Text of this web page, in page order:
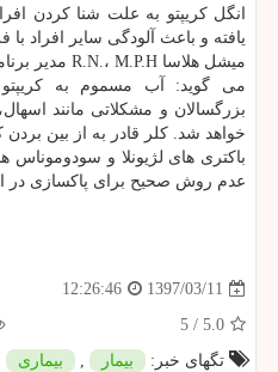
انگل كریپتو به علت شنا كردن
یافته و باعث آلودگی سایر افراد
می گوید: آب مسموم به
بزرگسالان و مشكلاتی مانند
خواهد شد. كلر قادر به از بین بردن
باكتری های لژیونلا و
عدم روش صحیح برای پاكسازی در
1397/03/11
12:26:46
5.0
/
5
تگهای خبر:
بیمار , بیماری